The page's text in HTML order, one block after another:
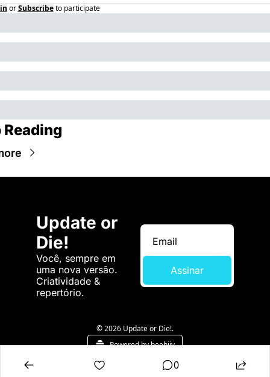
or Subscribe to participate
Reading
Update or
Die!
Você, sempre em
uma nova versão.
Criatividade &
repertório.
Assinar
© 2026 Update or Die!.
Powered by beehiiv
0